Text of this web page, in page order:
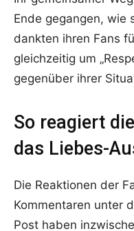
Ende gegangen, wie
dankten ihren Fans
gleichzeitig um
gegenüber ihrer
So reagiert
das Liebes-
Die Reaktionen der
Kommentaren unter
Post haben